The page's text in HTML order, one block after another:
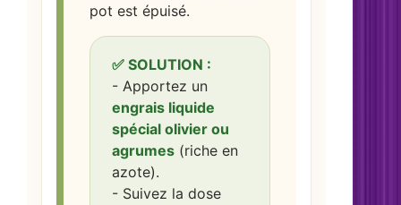
pot est épuisé.
✅ SOLUTION :
- Apportez un
engrais liquide
spécial olivier ou
agrumes(riche en
azote).
- Suivez la dose